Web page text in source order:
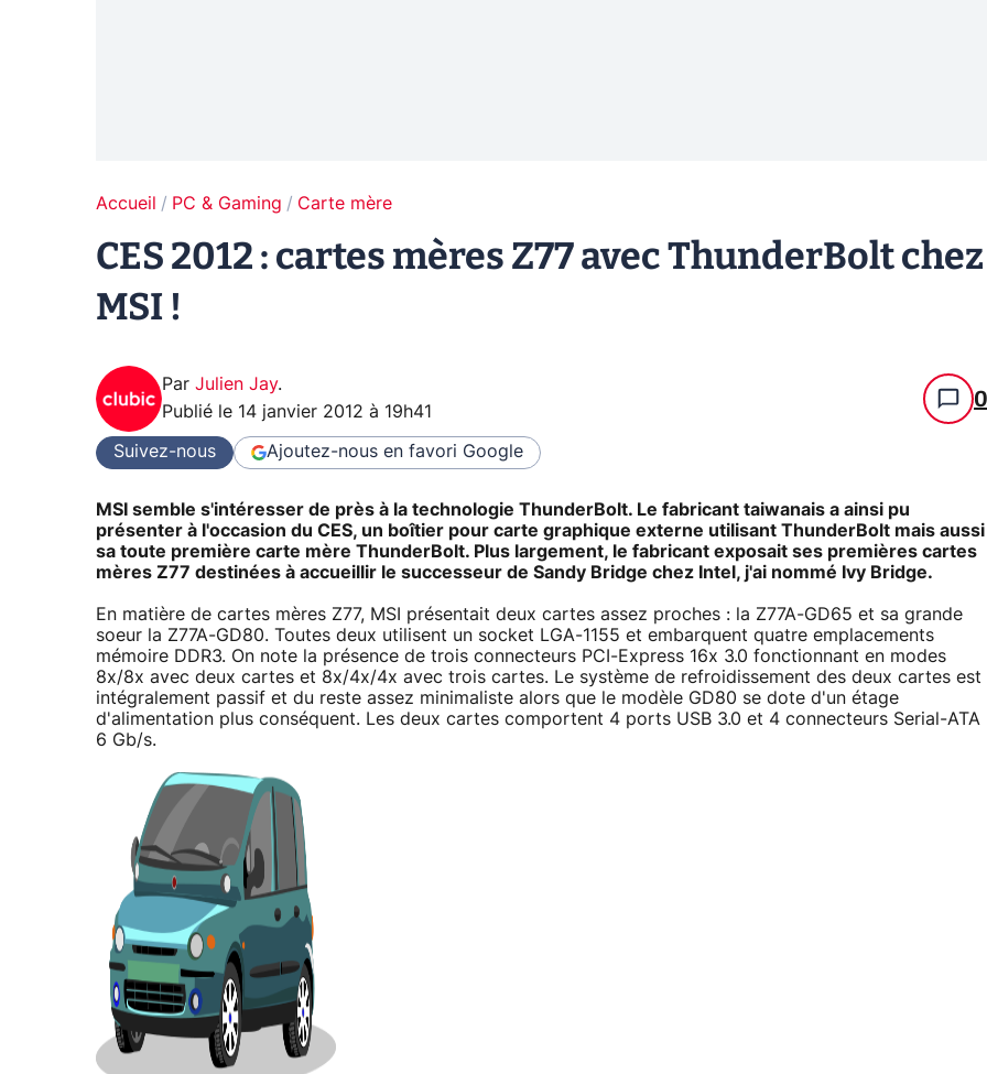
Accueil PC & Gaming Carte mère
CES 2012 : cartes mères Z77 avec ThunderBolt chez
MSI !
Par Julien Jay.
Publié le 14 janvier 2012 à 19h41 0
Suivez-nous Ajoutez-nous en favori Google
MSI semble s'intéresser de près à la technologie ThunderBolt. Le fabricant taiwanais a ainsi pu
présenter à l'occasion du CES, un boîtier pour carte graphique externe utilisant ThunderBolt mais aussi
sa toute première carte mère ThunderBolt. Plus largement, le fabricant exposait ses premières cartes
mères Z77 destinées à accueillir le successeur de Sandy Bridge chez Intel, j'ai nommé Ivy Bridge.
En matière de cartes mères Z77, MSI présentait deux cartes assez proches : la Z77A-GD65 et sa grande
soeur la Z77A-GD80. Toutes deux utilisent un socket LGA-1155 et embarquent quatre emplacements
mémoire DDR3. On note la présence de trois connecteurs PCI-Express 16x 3.0 fonctionnant en modes
8x/8x avec deux cartes et 8x/4x/4x avec trois cartes. Le système de refroidissement des deux cartes est
intégralement passif et du reste assez minimaliste alors que le modèle GD80 se dote d'un étage
d'alimentation plus conséquent. Les deux cartes comportent 4 ports USB 3.0 et 4 connecteurs Serial-ATA
6 Gb/s.